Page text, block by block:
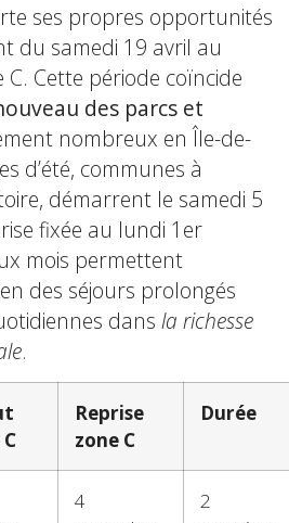
ses propres opportunités
du samedi 19 avril au
Cette période coïncide
des parcs et
nombreux en Île-de-
d’été, communes à
démarrent le samedi 5
fixée au lundi 1er
mois permettent
des séjours prolongés
dans la richesse
.
Reprise
zone C
Durée
4
2